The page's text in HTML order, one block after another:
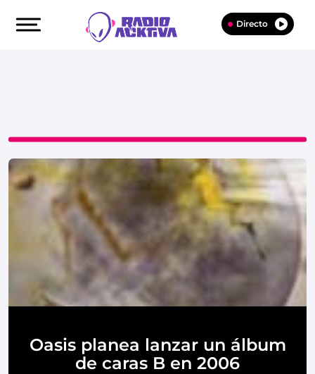
Directo
Oasis planea lanzar un álbum
de caras B en 2006